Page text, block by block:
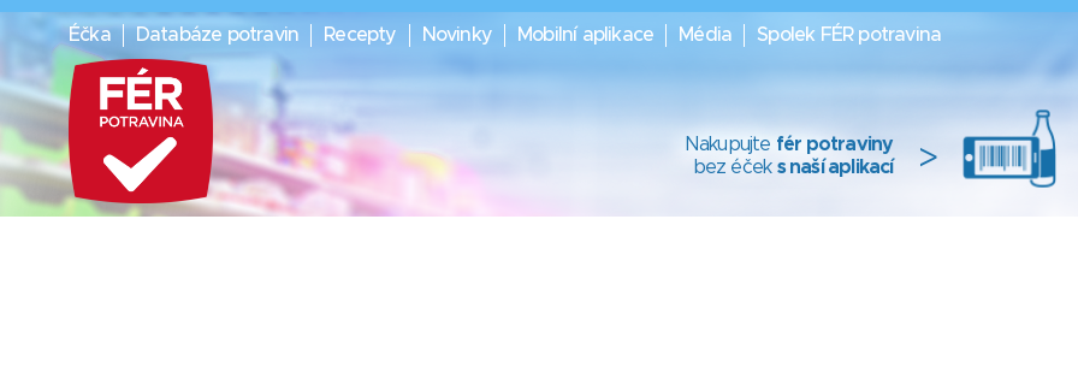
Éčka Databáze potravin Recepty Novinky Mobilní aplikace Média Spolek FÉR potravina
Nakupujte fér potraviny
bez éček s naší aplikací >